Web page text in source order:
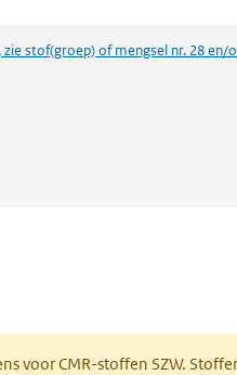
zie stof(groep) of mengsel nr. 28 en/
voor CMR-stoffen SZW.